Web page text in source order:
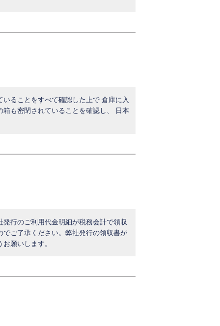
ることをすべて確認した上で 倉庫に入
も密閉されていることを確認し、 日本
行のご利用代金明細が税務会計で領収
ご了承ください。弊社発行の領収書が
願いします。